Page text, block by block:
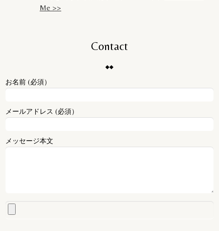
Me >>
Contact
お名前 (必須）
メールアドレス (必須）
メッセージ本文